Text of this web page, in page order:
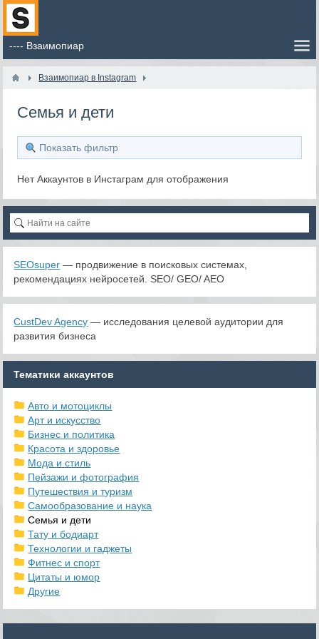
Взаимопиар в Instagram
Семья и дети
Показать фильтр
Нет Аккаунтов в Инстаграм для отображения
SEOsuper — продвижение в поисковых системах,
рекомендациях нейросетей. SEO/ GEO/ AEO
CustDev Agency — исследования целевой аудитории для
развития бизнеса
Тематики аккаунтов
Авто и мотоциклы
Арт и искусство
Бизнес и политика
Красота и здоровье
Мода и стиль
Пейзажи и фотография
Путешествия и туризм
Самообразование и наука
Семья и дети
Тату и бодиарт
Технологии и гаджеты
Фитнес и спорт
Цитаты и юмор
Другие